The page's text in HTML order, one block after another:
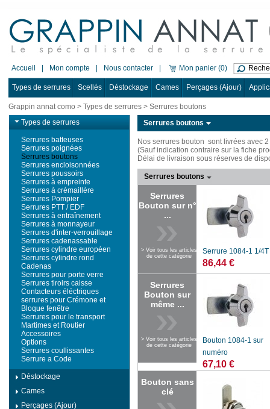
Accueil Mon compte Nous contacter Mon panier (0)
Types de serrures Scellés Déstockage Cames Perçages (Ajour)
Grappin annat como > Types de serrures > Serrures boutons
Types de serrures
Serrures batteuses
Serrures poignées
Serrures boutons
Serrures encloisonnées
Serrures poussoirs
Serrures à empreinte
Serrures à crémaillère
Serrures Pompier
Serrures PTT / EDF
Serrures à entraînement
Serrures à monnayeur
Serrures d'inter-verrouillage
Serrures cadenassable
Serrures cylindre européen
Serrures cylindre rond
Cadenas
Serrures pour porte verre
Serrures tiroirs caisse
Contacteurs éléctriques
serrures pour Crémone et
Bloque fenêtre
Serrures pour le transport
Martimes et Routier
Accessoires
Options
Serrures coullissantes
Serrure a Code
Déstockage
Cames
Perçages (Ajour)
Serrures boutons
Nos serrures bouton sont livrées avec
(Sauf indication contraire sur la fiche
Délai de livraison sous réserves de
Serrures boutons
Serrures
Bouton sur n°
...
> Voir tous les articles
de cette catégorie
Serrure 1084-1 1/4T
86,44 €
Serrures
Bouton sur
même ...
> Voir tous les articles
de cette catégorie
Bouton 1084-1 sur
numéro
67,10 €
Bouton sans
clé